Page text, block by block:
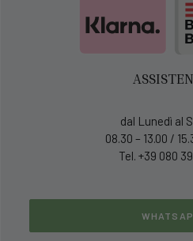
dal Lunedì al
08.30 – 13.00 /
Tel. +39 080